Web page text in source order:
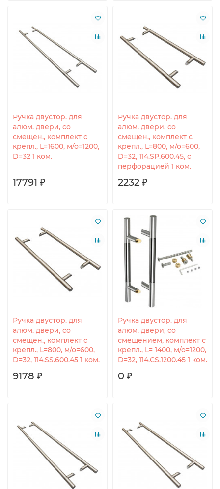
Ручка двустор. для
алюм. двери, со
смещен., комплект с
крепл., L=1600, м/о=1200,
D=32 1 ком.
17791 ₽
Ручка двустор. для
алюм. двери, со
смещен., комплект с
крепл., L=800, м/о=600,
D=32, 114.SP.600.45, с
перфорацией 1 ком.
2232 ₽
Ручка двустор. для
алюм. двери, со
смещен., комплект с
крепл., L=800, м/о=600,
D=32, 114.SS.600.45 1 ком.
9178 ₽
Ручка двустор. для
алюм. двери, со
смещением, комплект с
крепл., L= 1400, м/о=1200,
D=32, 114.CS.1200.45 1 ком.
0 ₽